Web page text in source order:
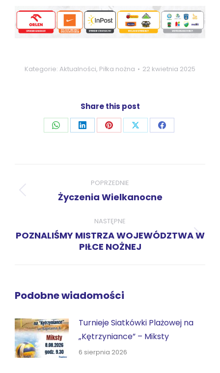
Kategorie: Aktualności, Piłka nożna 22 kwietnia 2025
Share this post
UdostępnijUdostępnijUdostępnijUdostępnijUdostępnij
wpisów
POPRZEDNIE
Poprzedni
Życzenia Wielkanocne
NASTĘPNE
Następny
wpis:
POZNALIŚMY MISTRZA WOJEWÓDZTWA W
PIŁCE NOŻNEJ
Podobne wiadomości
Turnieje Siatkówki Plażowej na
„Kętrzyniance” – Miksty
6 sierpnia 2026